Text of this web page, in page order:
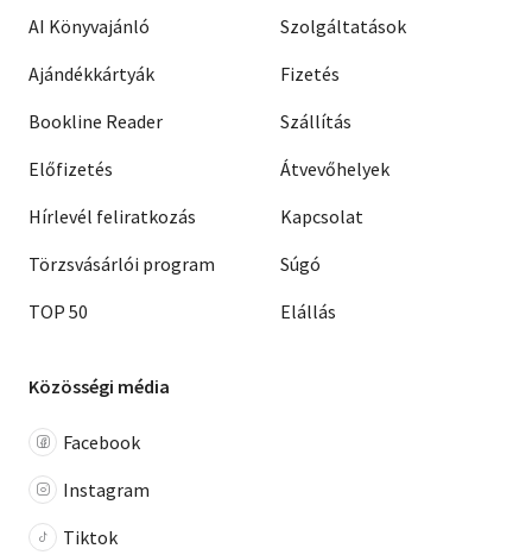
AI Könyvajánló
Ajándékkártyák
Bookline Reader
Előfizetés
Hírlevél feliratkozás
Törzsvásárlói program
TOP 50
Szolgáltatások
Fizetés
Szállítás
Átvevőhelyek
Kapcsolat
Súgó
Elállás
Közösségi média
Facebook
Instagram
Tiktok